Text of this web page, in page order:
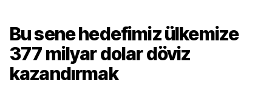
Bu sene hedefimiz ülkemize
377 milyar dolar döviz
kazandırmak